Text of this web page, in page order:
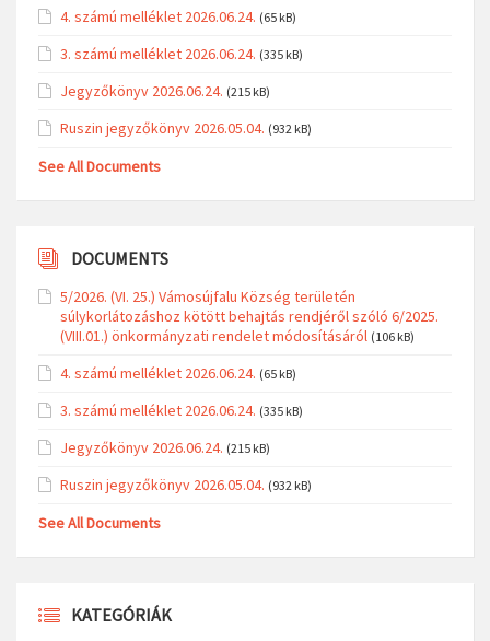
4. számú melléklet 2026.06.24. (65 kB)
3. számú melléklet 2026.06.24. (335 kB)
Jegyzőkönyv 2026.06.24. (215 kB)
Ruszin jegyzőkönyv 2026.05.04. (932 kB)
See All Documents
DOCUMENTS
5/2026. (VI. 25.) Vámosújfalu Község területén
súlykorlátozáshoz kötött behajtás rendjéről szóló 6/2025.
(VIII.01.) önkormányzati rendelet módosításáról (106 kB)
4. számú melléklet 2026.06.24. (65 kB)
3. számú melléklet 2026.06.24. (335 kB)
Jegyzőkönyv 2026.06.24. (215 kB)
Ruszin jegyzőkönyv 2026.05.04. (932 kB)
See All Documents
KATEGÓRIÁK